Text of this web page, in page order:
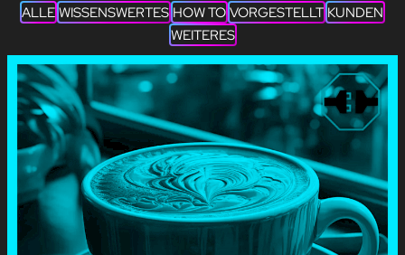
ALLE WISSENSWERTES HOW TO VORGESTELLT KUNDEN
WEITERES